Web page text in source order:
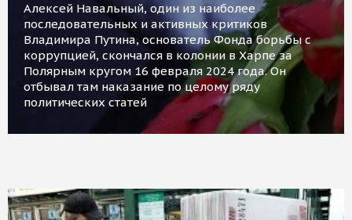
Алексей Навальный, один из наиболее
последовательных и активных критиков
Владимира Путина, основатель Фонда борьбы с
коррупцией, скончался в колонии в Харпе за
Полярным кругом 16 февраля 2024 года. Он
отбывал там наказание по целому ряду
политических статей